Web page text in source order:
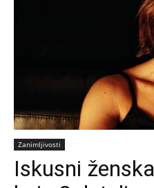
Zanimljivosti
Iskusni